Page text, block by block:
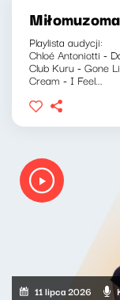
Playlista audycji:
Chloé Antoniotti -
Club Kuru - Gone
Cream - I Feel...
11 lipca 2026